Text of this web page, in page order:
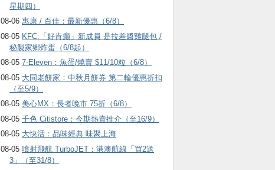
星期四）
08-06 惠康 / 百佳：最新優惠（6/8）
08-05 KFC:「好肯癲」新成員 是拉差醬雞腿包 /
秘製家鄉炸蛋（6/8起）
08-05 7-Eleven：魚蛋/燒賣 $11/10粒（6/8）
08-05 大同老餅家：中秋月餅券 第二輪優惠折扣
（至5/9）
08-05 美心MX：長者晚市 75折（6/8）
08-05 千色 Citistore：今期熱賣推介（至16/9）
08-05 大快活：品味經典 味聚上海
08-05 噴射飛航 TurboJET：港澳航線「買2送
3」（至31/8）